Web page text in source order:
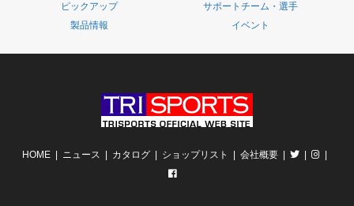
ピックアップ
サポートチーム・選手
製品情報
イベント
HOME ニュース カタログ ショップリスト 会社概要